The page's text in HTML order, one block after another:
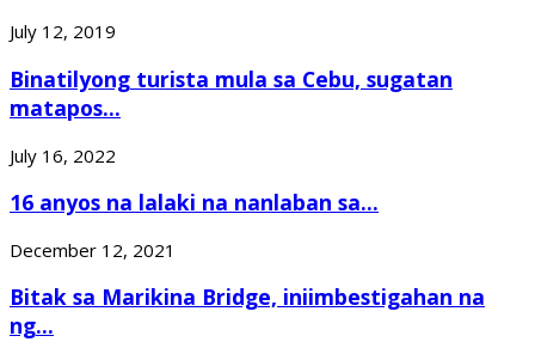
July 12, 2019
Binatilyong turista mula sa Cebu, sugatan
matapos...
July 16, 2022
16 anyos na lalaki na nanlaban sa...
December 12, 2021
Bitak sa Marikina Bridge, iniimbestigahan na
ng...